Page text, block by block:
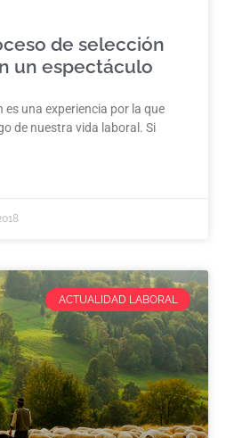
de selección
un espectáculo
es una experiencia por la que
de nuestra vida laboral. Si
ACTUALIDAD LABORAL